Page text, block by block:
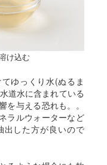
け込む
ゆっくり水(ぬるま
道水に含まれている
を与える恐れも。。
ラルウォーターなど
出した方が良いので